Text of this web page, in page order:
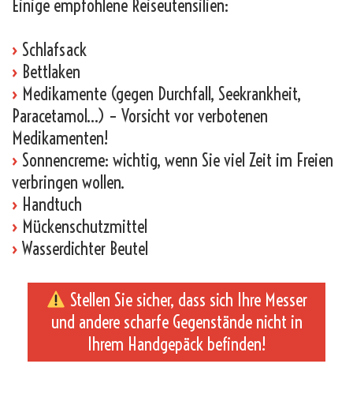
Einige empfohlene Reiseutensilien:
› Schlafsack
› Bettlaken
› Medikamente (gegen Durchfall, Seekrankheit,
Paracetamol…) – Vorsicht vor verbotenen
Medikamenten!
› Sonnencreme: wichtig, wenn Sie viel Zeit im Freien
verbringen wollen.
› Handtuch
› Mückenschutzmittel
› Wasserdichter Beutel
Stellen Sie sicher, dass sich Ihre Messer
und andere scharfe Gegenstände nicht in
Ihrem Handgepäck befinden!